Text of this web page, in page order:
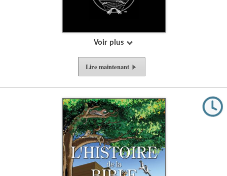
Voir plus
Liremaintenant